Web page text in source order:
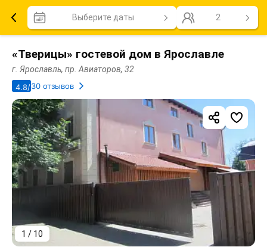
Выберите даты 2
«Тверицы» гостевой дом в Ярославле
г. Ярославль, пр. Авиаторов, 32
4.8/530 отзывов
1 / 10